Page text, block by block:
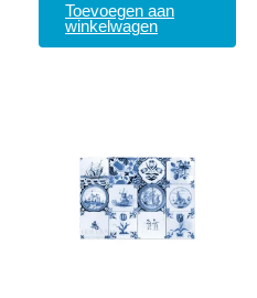
Toevoegen aan
winkelwagen